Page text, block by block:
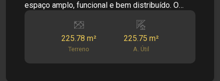
espaço amplo, funcional e bem distribuído. O
depósitos, distribuidoras, oficinas, centros
logísticos e diversos segmentos comerciais.
PRINCIPAIS INFORMAÇÕES DO IMÓVEL: -
Galpão - Salão amplo - 02 Salas - 01 Escritório -
225.78 m²
Terreno
225.75 m²
A. Útil